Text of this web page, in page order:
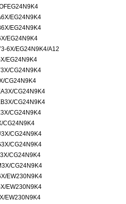
EG24N9K4
EG24N9K4
EG24N9K4
6X/EG24N9K4/A12
EG24N9K4
CG24N9K4
CG24N9K4
CG24N9K4
CG24N9K4
CG24N9K4
CG24N9K4
CG24N9K4
CG24N9K4
CG24N9K4
CG24N9K4
EW230N9K4
EW230N9K4
EW230N9K4